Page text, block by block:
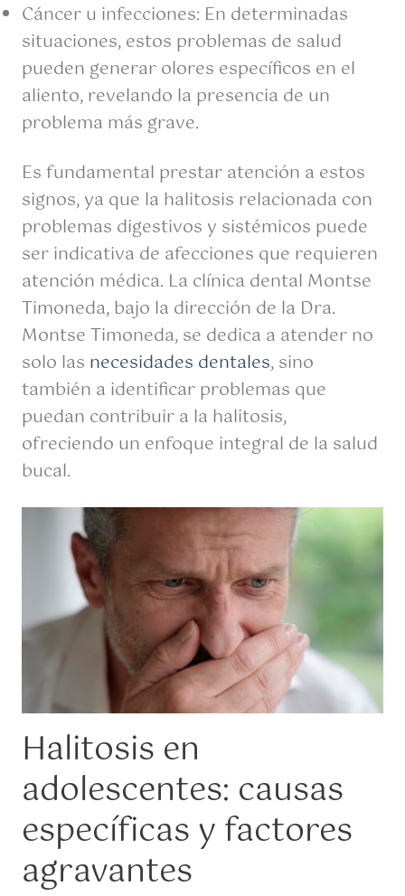
Cáncer u infecciones: En determinadas
situaciones, estos problemas de salud
pueden generar olores específicos en el
aliento, revelando la presencia de un
problema más grave.
Es fundamental prestar atención a estos
signos, ya que la halitosis relacionada con
problemas digestivos y sistémicos puede
ser indicativa de afecciones que requieren
atención médica. La clínica dental Montse
Timoneda, bajo la dirección de la Dra.
Montse Timoneda, se dedica a atender no
solo las necesidades dentales, sino
también a identificar problemas que
puedan contribuir a la halitosis,
ofreciendo un enfoque integral de la salud
bucal.
Halitosis en
adolescentes: causas
específicas y factores
agravantes